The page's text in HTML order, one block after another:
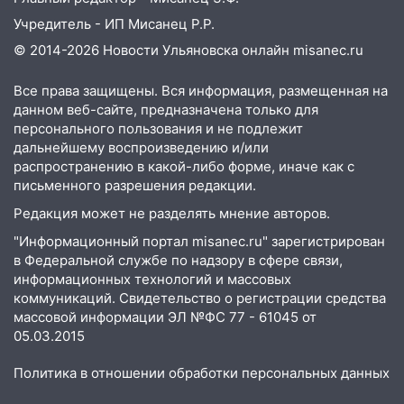
после непогоды
13:59 В Новом городе ураганным
ветром сорвало опалубку со
строящегося дома
13:54 В мэрии Ульяновска рассказали,
как устраняют последствия мощного
шторма
13:49 Стихия продолжает крушить
Ульяновск: дерево рухнуло на дом на
13:47 На Нижней Террасе мощным
ветром вырвало дерево с корнем
13:46
Сильный ветер сорвал крышу с
СТО на проспекте Созидателей
13:35
Непогода продолжает бить по
Учредитель - ИП Мисанец Р.Р.
© 2014-2026 Новости Ульяновска онлайн misanec.ru
Все права защищены. Вся информация, размещенная на
данном веб-сайте, предназначена только для
персонального пользования и не подлежит
дальнейшему воспроизведению и/или
распространению в какой-либо форме, иначе как с
письменного разрешения редакции.
Редакция может не разделять мнение авторов.
"Информационный портал misanec.ru" зарегистрирован
в Федеральной службе по надзору в сфере связи,
информационных технологий и массовых
коммуникаций. Свидетельство о регистрации средства
массовой информации ЭЛ №ФС 77 - 61045 от
05.03.2015
Политика в отношении обработки персональных данных